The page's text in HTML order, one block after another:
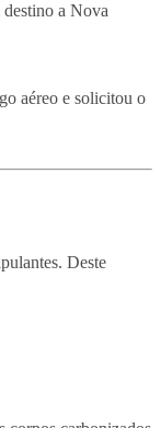
destino a Nova
aéreo e solicitou o
Deste